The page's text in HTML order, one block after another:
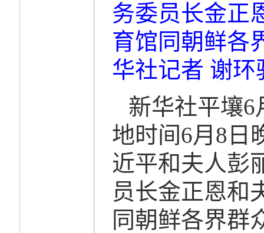
务委员长金正
育馆同朝鲜各
华社记者 谢环
新华社平壤6
地时间6月8日
近平和夫人彭
员长金正恩和
同朝鲜各界群